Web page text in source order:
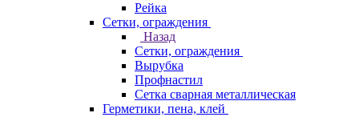
Рейка
Сетки, ограждения
Назад
Сетки, ограждения
Вырубка
Профнастил
Сетка сварная металлическая
Герметики, пена, клей